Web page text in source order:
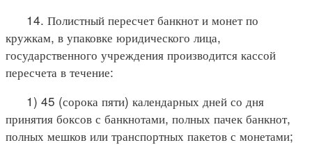
14. Полистный пересчет банкнот и монет по
кружкам, в упаковке юридического лица,
государственного учреждения производится кассой
пересчета в течение:
1) 45 (сорока пяти) календарных дней со дня
принятия боксов с банкнотами, полных пачек банкнот,
полных мешков или транспортных пакетов с монетами;